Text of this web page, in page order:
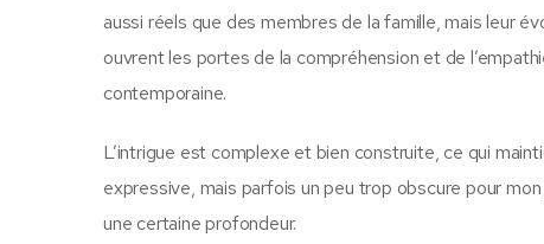
aussi réels que des membres de la famille, mais leur
ouvrent les portes de la compréhension et de
contemporaine.
L’intrigue est complexe et bien construite, ce qui
expressive, mais parfois un peu trop obscure pour
une certaine profondeur.